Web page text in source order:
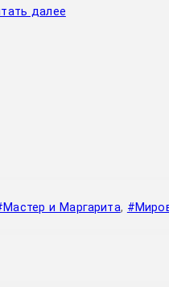
далее
и Маргарита,